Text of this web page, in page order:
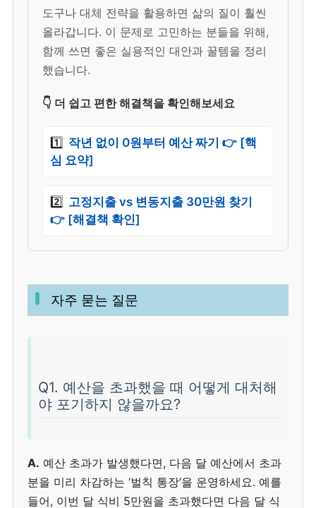
도구나 대체 전략을 활용하면 삶의 질이 훨씬
올라갑니다. 이 문제로 고민하는 분들을 위해,
함께 쓰면 좋은 실용적인 대안과 꿀템을 정리
했습니다.
👇 더 쉽고 편한 해결책을 확인해보세요
1️⃣ 작년 없이 0원부터 예산 짜기 👉 [핵
심 요약]
2️⃣ 고정지출 vs 변동지출 30만원 찾기
👉 [해결책 확인]
자주 묻는 질문
Q1. 예산을 초과했을 때 어떻게 대처해
야 포기하지 않을까요?
A. 예산 초과가 발생했다면, 다음 달 예산에서 초과
분을 미리 차감하는 ‘벌칙 통장’을 운영하세요. 예를
들어, 이번 달 식비 5만원을 초과했다면 다음 달 식